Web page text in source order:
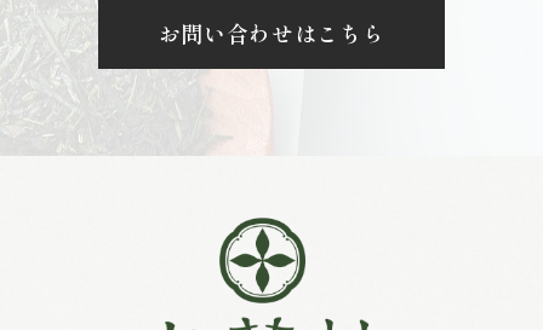
お問い合わせはこちら